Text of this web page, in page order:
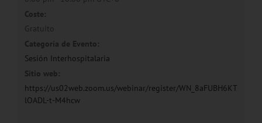
Coste:
Gratuito
Categoría de Evento:
Sesión Interhospitalaria
Sitio web:
https://us02web.zoom.us/webinar/register/WN_8aFUBH6KT
lOADL-t-M4hcw